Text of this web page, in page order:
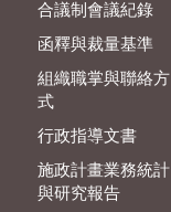
合議制會議紀錄
函釋與裁量基準
組織職掌與聯絡方
式
行政指導文書
施政計畫業務統計
與研究報告